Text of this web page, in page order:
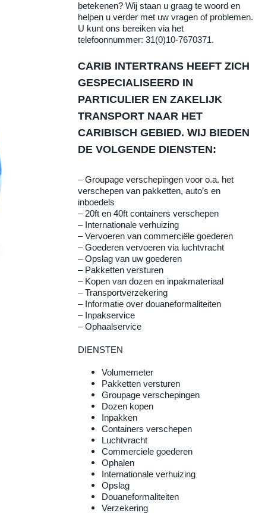
betekenen? Wij staan u graag te woord en
helpen u verder met uw vragen of problemen.
U kunt ons bereiken via het
telefoonnummer: 31(0)10-7670371.
CARIB INTERTRANS HEEFT ZICH
GESPECIALISEERD IN
PARTICULIER EN ZAKELIJK
TRANSPORT NAAR HET
CARIBISCH GEBIED. WIJ BIEDEN
DE VOLGENDE DIENSTEN:
–Groupage verschepingen voor o.a. het
verschepen van pakketten, auto’s en
inboedels
– 20ft en 40ft containers verschepen
– Internationale verhuizing
–Vervoeren van commerciële goederen
–Goederen vervoeren via luchtvracht
–Opslag van uw goederen
– Pakketten versturen
– Kopen van dozen en inpakmateriaal
–Transportverzekering
– Informatie over douaneformaliteiten
– Inpakservice
–Ophaalservice
DIENSTEN
Volumemeter
Pakketten versturen
Groupage verschepingen
Dozen kopen
Inpakken
Containers verschepen
Luchtvracht
Commerciele goederen
Ophalen
Internationale verhuizing
Opslag
Douaneformaliteiten
Verzekering